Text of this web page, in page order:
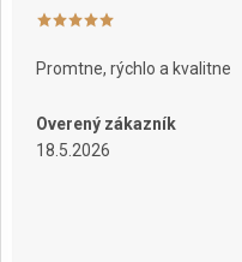
Promtne, rýchlo a kvalitne
Overený zákazník
18.5.2026